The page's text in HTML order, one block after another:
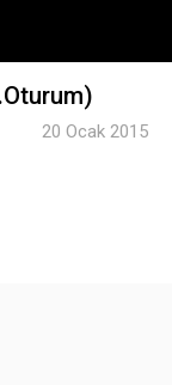
20 Ocak 2015